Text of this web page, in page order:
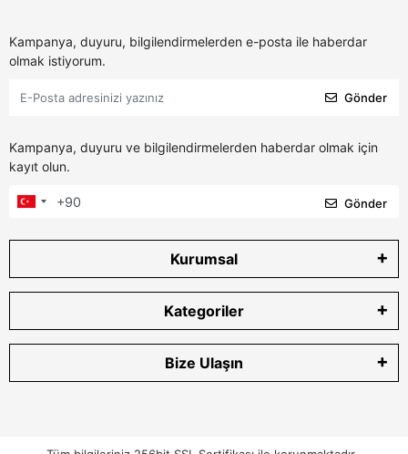
Kampanya, duyuru, bilgilendirmelerden e-posta ile haberdar
olmak istiyorum.
Gönder
Kampanya, duyuru ve bilgilendirmelerden haberdar olmak için
kayıt olun.
Gönder
Kurumsal
Kategoriler
Bize Ulaşın